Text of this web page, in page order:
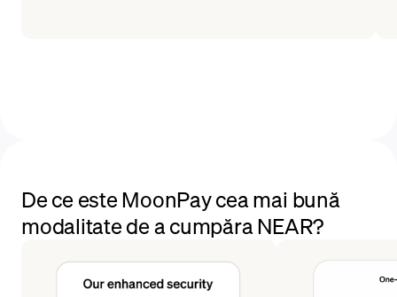
De ce este MoonPay cea mai bună
modalitate de a cumpăra NEAR?